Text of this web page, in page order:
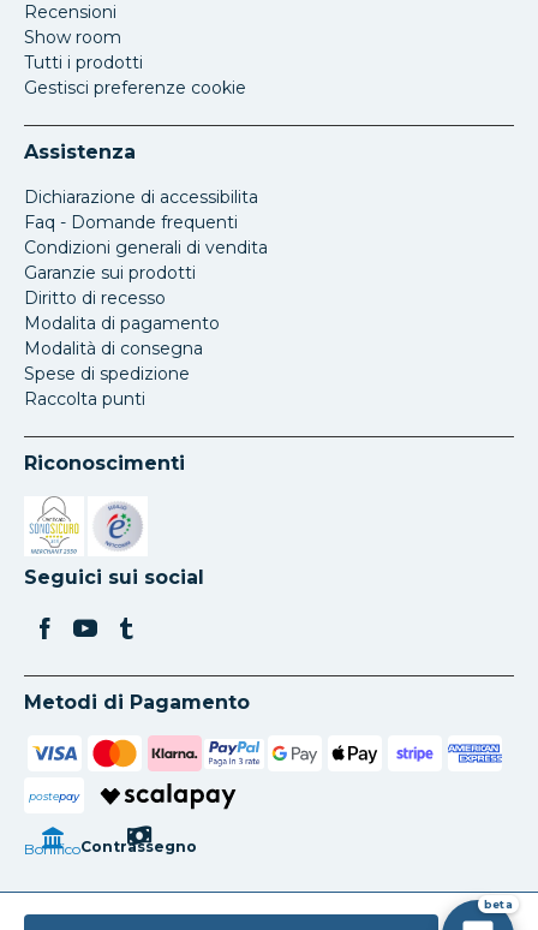
Recensioni
Show room
Tutti i prodotti
Gestisci preferenze cookie
Assistenza
Dichiarazione di accessibilita
Faq - Domande frequenti
Condizioni generali di vendita
Garanzie sui prodotti
Diritto di recesso
Modalita di pagamento
Modalità di consegna
Spese di spedizione
Raccolta punti
Riconoscimenti
Si apre in una nuova scheda
Si apre in una nuova scheda
Seguici sui social
Metodi di Pagamento
postepay
BonificoContrassegno
beta